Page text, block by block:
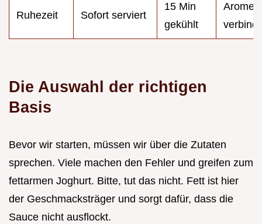
Ruhezeit Sofort serviert
15 Min
gekühlt
Aromen
Die Auswahl der richtigen
Basis
Bevor wir starten, müssen wir über die Zutaten
sprechen. Viele machen den Fehler und greifen zum
fettarmen Joghurt. Bitte, tut das nicht. Fett ist hier
der Geschmacksträger und sorgt dafür, dass die
Sauce nicht ausflockt.